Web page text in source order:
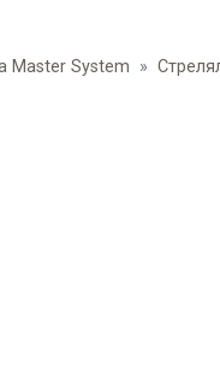
Master System